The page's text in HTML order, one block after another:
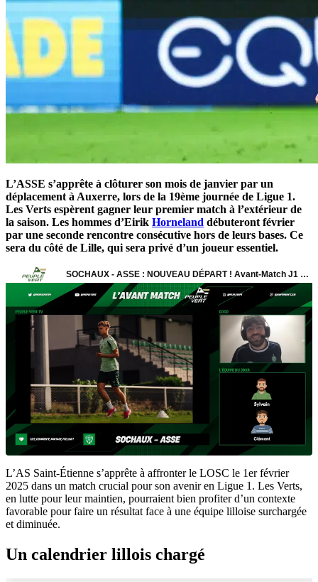
L’ASSE s’apprête à clôturer son mois de janvier par un
déplacement à Auxerre, lors de la 19ème journée de Ligue 1.
Les Verts espèrent gagner leur premier match à l’extérieur de
la saison. Les hommes d’Eirik Horneland débuteront février
par une seconde rencontre consécutive hors de leurs bases. Ce
sera du côté de Lille, qui sera privé d’un joueur essentiel.
L’AS Saint-Étienne s’apprête à affronter le LOSC le 1er février
2025 dans un match crucial pour son avenir en Ligue 1. Les Verts,
en lutte pour leur maintien, pourraient bien profiter d’un contexte
favorable pour faire un résultat face à une équipe lilloise surchargée
et diminuée.
Un calendrier lillois chargé